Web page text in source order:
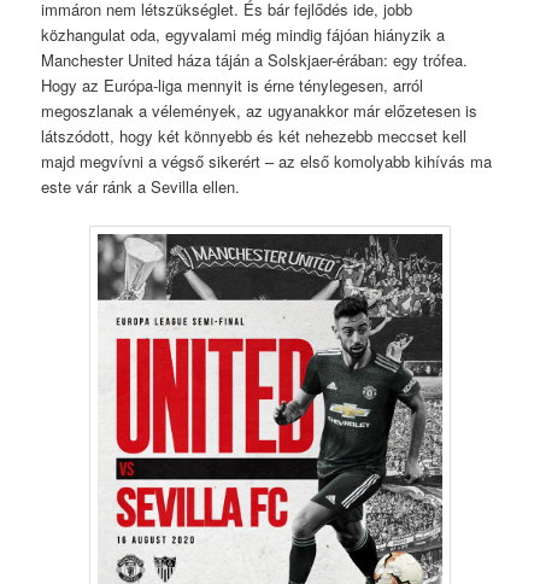
immáron nem létszükséglet. És bár fejlődés ide, jobb
közhangulat oda, egyvalami még mindig fájóan hiányzik a
Manchester United háza táján a Solskjaer-érában: egy trófea.
Hogy az Európa-liga mennyit is érne ténylegesen, arról
megoszlanak a vélemények, az ugyanakkor már előzetesen is
látszódott, hogy két könnyebb és két nehezebb meccset kell
majd megvívni a végső sikerért – az első komolyabb kihívás ma
este vár ránk a Sevilla ellen.